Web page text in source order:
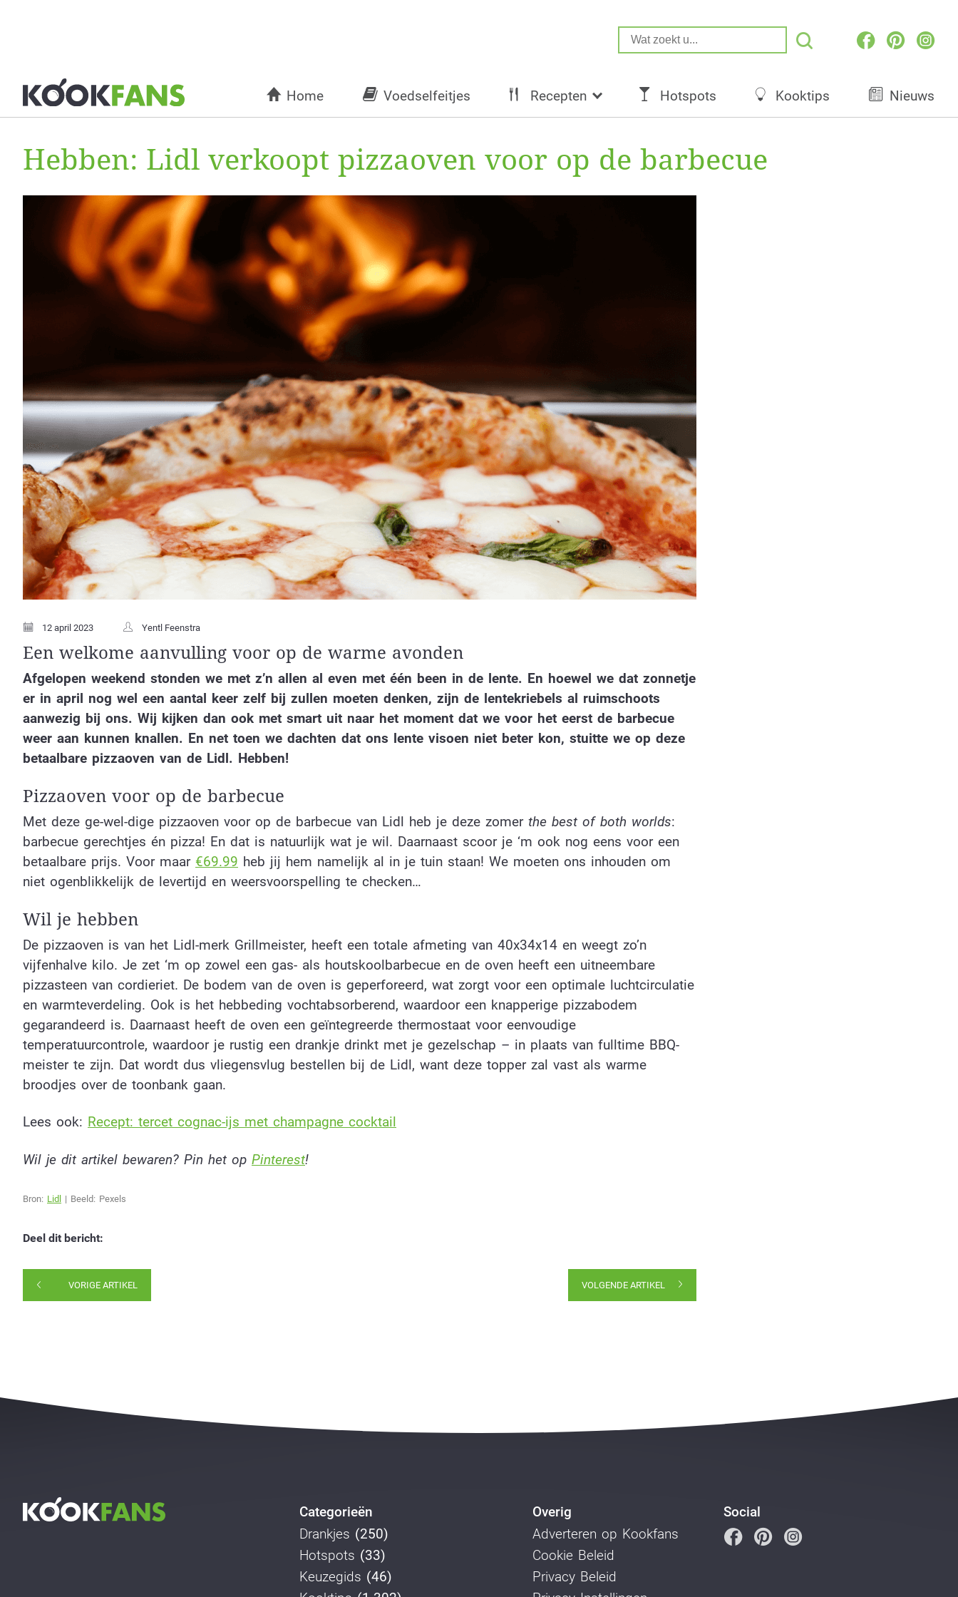
Home Voedselfeitjes Recepten Hotspots Kooktips Nieuws
Hebben: Lidl verkoopt pizzaoven voor op de barbecue
12 april 2023 Yentl Feenstra
Een welkome aanvulling voor op de warme avonden
Afgelopen weekend stonden we met z’n allen al even met één been in de lente. En hoewel we dat zonnetje
er in april nog wel een aantal keer zelf bij zullen moeten denken, zijn de lentekriebels al ruimschoots
aanwezig bij ons. Wij kijken dan ook met smart uit naar het moment dat we voor het eerst de barbecue
weer aan kunnen knallen. En net toen we dachten dat ons lente visoen niet beter kon, stuitte we op deze
betaalbare pizzaoven van de Lidl. Hebben!
Pizzaoven voor op de barbecue
Met deze ge-wel-dige pizzaoven voor op de barbecue van Lidl heb je deze zomer the best of both worlds:
barbecue gerechtjes én pizza! En dat is natuurlijk wat je wil. Daarnaast scoor je ‘m ook nog eens voor een
betaalbare prijs. Voor maar €69.99 heb jij hem namelijk al in je tuin staan! We moeten ons inhouden om
niet ogenblikkelijk de levertijd en weersvoorspelling te checken…
Wil je hebben
De pizzaoven is van het Lidl-merk Grillmeister, heeft een totale afmeting van 40x34x14 en weegt zo’n
vijfenhalve kilo. Je zet ‘m op zowel een gas- als houtskoolbarbecue en de oven heeft een uitneembare
pizzasteen van cordieriet. De bodem van de oven is geperforeerd, wat zorgt voor een optimale luchtcirculatie
en warmteverdeling. Ook is het hebbeding vochtabsorberend, waardoor een knapperige pizzabodem
gegarandeerd is. Daarnaast heeft de oven een geïntegreerde thermostaat voor eenvoudige
temperatuurcontrole, waardoor je rustig een drankje drinkt met je gezelschap – in plaats van fulltime BBQ-
meister te zijn. Dat wordt dus vliegensvlug bestellen bij de Lidl, want deze topper zal vast als warme
broodjes over de toonbank gaan.
Lees ook: Recept: tercet cognac-ijs met champagne cocktail
Wil je dit artikel bewaren? Pin het op Pinterest!
Bron: Lidl | Beeld: Pexels
Deel dit bericht:
VORIGE ARTIKEL VOLGENDE ARTIKEL
Categorieën
Drankjes (250)
Hotspots (33)
Keuzegids (46)
Overig
Adverteren op Kookfans
Cookie Beleid
Privacy Beleid
Social